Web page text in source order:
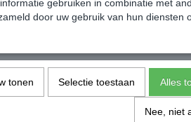
gebruiken in combinatie met
door uw gebruik van hun diensten
tonen Selectie toestaan Alles
Nee, niet